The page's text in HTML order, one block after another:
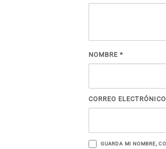
NOMBRE *
CORREO ELECTRÓNICO
GUARDA MI NOMBRE,